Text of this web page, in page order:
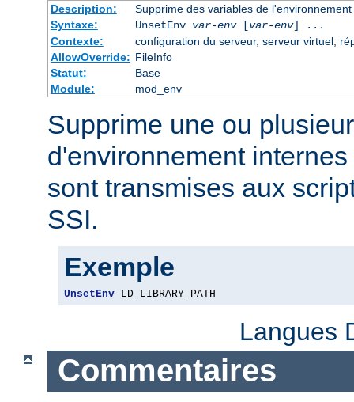
Description:
Supprime des variables de l'environnement
Syntaxe:
UnsetEnv var-env[var-env] ...
Contexte:
configuration du serveur, serveur virtuel,
AllowOverride: FileInfo
Statut:
Base
Module:
mod_env
Supprime une ou
d'environnement
sont transmises aux
SSI.
Exemple
UnsetEnv LD_LIBRARY_PATH
Langues
Commentaires